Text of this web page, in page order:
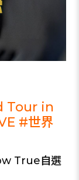
Tour in
#世界
True自選